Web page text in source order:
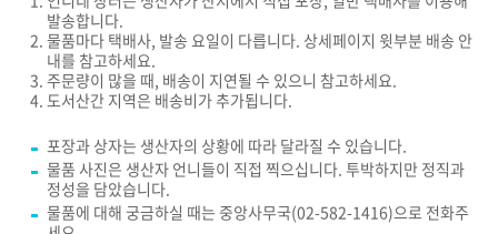
발송합니다.
물품마다 택배사, 발송 요일이 다릅니다. 상세페이지 윗부분 배송 안
내를 참고하세요.
주문량이 많을 때, 배송이 지연될 수 있으니 참고하세요.
도서산간 지역은 배송비가 추가됩니다.
포장과 상자는 생산자의 상황에 따라 달라질 수 있습니다.
물품 사진은 생산자 언니들이 직접 찍으십니다. 투박하지만 정직과
정성을 담았습니다.
물품에 대해 궁금하실 때는 중앙사무국(02-582-1416)으로 전화주